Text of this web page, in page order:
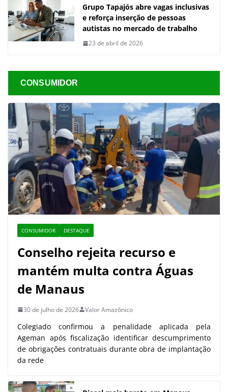
Grupo Tapajós abre vagas inclusivas
e reforça inserção de pessoas
autistas no mercado de trabalho
23 de abril de 2026
CONSUMIDOR
CONSUMIDOR DESTAQUE
Conselho rejeita recurso e
mantém multa contra Águas
de Manaus
30 de julho de 2026 Valor Amazônico
Colegiado confirmou a penalidade aplicada pela
Ageman após fiscalização identificar descumprimento
de obrigações contratuais durante obra de implantação
da rede